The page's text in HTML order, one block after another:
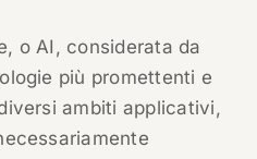
o AI, considerata da
più promettenti e
ambiti applicativi,